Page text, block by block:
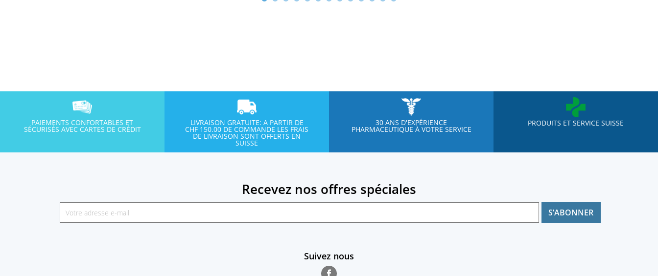
PAIEMENTS CONFORTABLES ET
SÉCURISÉS AVEC CARTES DE CRÉDIT
LIVRAISON GRATUITE: A PARTIR DE
CHF 150.00 DE COMMANDE LES FRAIS
DE LIVRAISON SONT OFFERTS EN
SUISSE
30 ANS D'EXPÉRIENCE
PHARMACEUTIQUE À VOTRE SERVICE
PRODUITS ET SERVICE SUISSE
Recevez nos offres spéciales
Suivez nous